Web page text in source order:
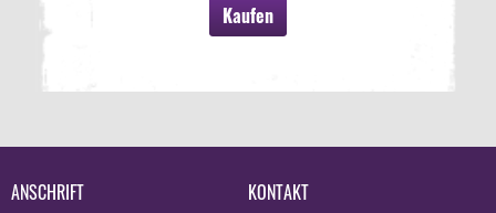
Kaufen
ANSCHRIFT
KONTAKT